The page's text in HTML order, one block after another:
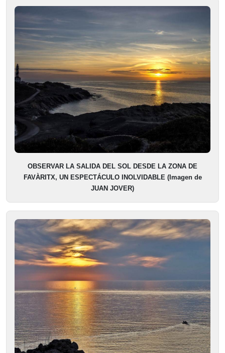
OBSERVAR LA SALIDA DEL SOL DESDE LA ZONA DE
FAVÀRITX, UN ESPECTÁCULO INOLVIDABLE (Imagen de
JUAN JOVER)